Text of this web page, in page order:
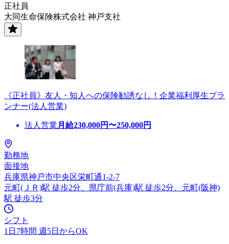
正社員
大同生命保険株式会社 神戸支社
《正社員》友人・知人への保険勧誘なし！企業福利厚生プラ
ンナー(法人営業)
法人営業 月給230,000円〜250,000円
勤務地
面接地
兵庫県神戸市中央区栄町通1-2-7
元町(ＪＲ)駅 徒歩2分、県庁前(兵庫)駅 徒歩2分、元町(阪神)
駅 徒歩3分
シフト
1日7時間 週5日からOK